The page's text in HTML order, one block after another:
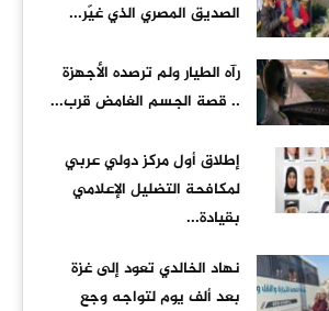
الصديق المصري الذي غيّر...
رآه الطيار ولم ترصده الأجهزة
.. قصة الجسم الغامض قرب...
إطلاق أول مركز دولي عربي
لمكافحة التضليل الإعلامي
بقيادة...
نهاد الخالدي تعود إلى غزة
بعد ألف يوم لتواجه وجع